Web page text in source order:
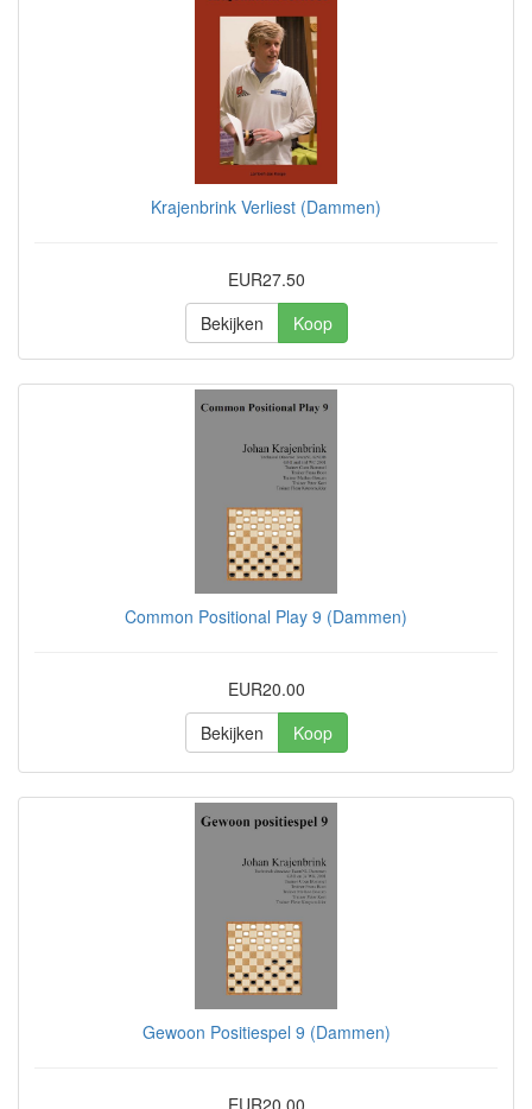
Krajenbrink Verliest (Dammen)
EUR27.50
Bekijken
Koop
Common Positional Play 9 (Dammen)
EUR20.00
Bekijken
Koop
Gewoon Positiespel 9 (Dammen)
EUR20.00